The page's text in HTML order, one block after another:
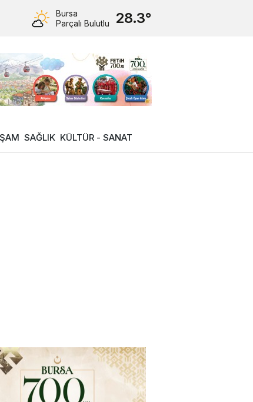
Bursa
Parçalı Bulutlu
28.3°
SAĞLIK KÜLTÜR - SANAT